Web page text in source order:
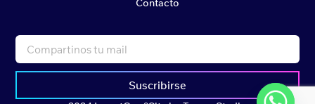
Contacto
Suscribirse